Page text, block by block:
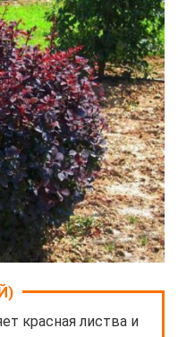
красная листва и